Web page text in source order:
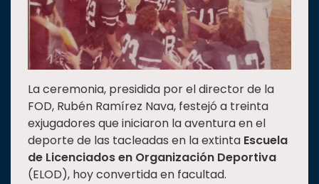
social
Vinculación
Historia
Nacional
La ceremonia, presidida por el director de la
FOD, Rubén Ramírez Nava, festejó a treinta
exjugadores que iniciaron la aventura en el
deporte de las tacleadas en la extinta Escuela
de Licenciados en Organización Deportiva
(ELOD), hoy convertida en facultad.